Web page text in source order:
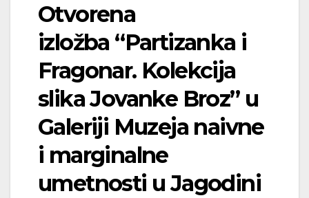
Otvorena
izložba “Partizanka i
Fragonar. Kolekcija
slika Jovanke Broz” u
Galeriji Muzeja naivne
i marginalne
umetnosti u Jagodini